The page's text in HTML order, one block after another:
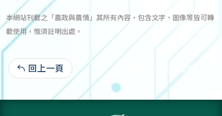
本網站刊載之「農政與農情」其所有內容，包含文字、圖像等皆可轉
載使用，惟須註明出處。
回上一頁 101-06-18:12,292